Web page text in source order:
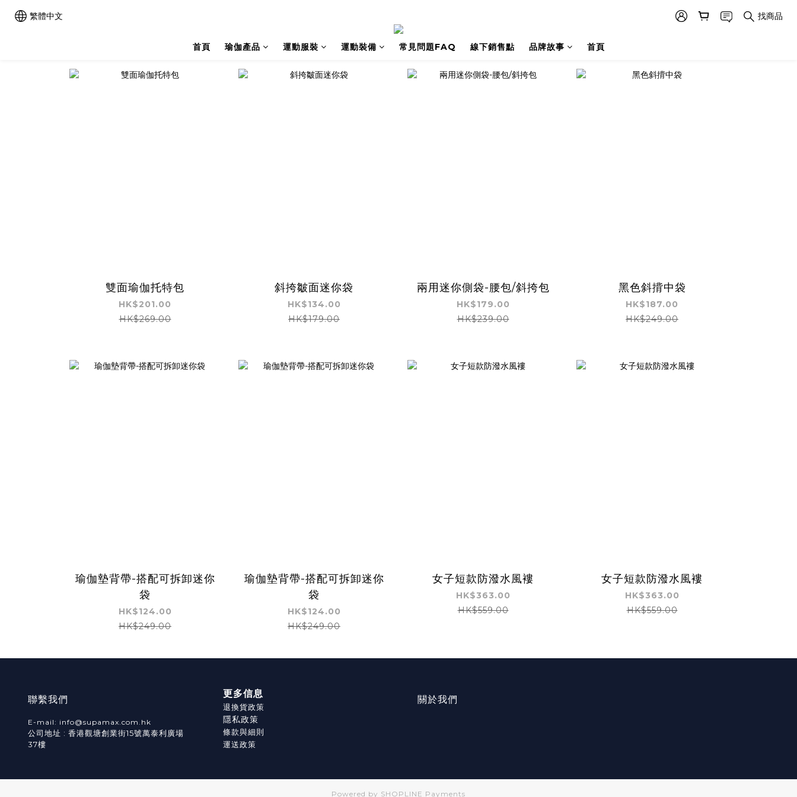
繁體中文 找商品
首頁 瑜伽產品 運動服裝 運動裝備 常見問題FAQ 線下銷售點 品牌故事 首頁
雙面瑜伽托特包
HK$201.00
HK$269.00
斜挎皺面迷你袋
HK$134.00
HK$179.00
兩用迷你側袋-腰包/斜挎包
HK$179.00
HK$239.00
黑色斜揹中袋
HK$187.00
HK$249.00
瑜伽墊背帶-搭配可拆卸迷你
袋
HK$124.00
HK$249.00
瑜伽墊背帶-搭配可拆卸迷你
袋
HK$124.00
HK$249.00
女子短款防潑水風褸
HK$363.00
HK$559.00
女子短款防潑水風褸
HK$363.00
HK$559.00
聯繫我們
E-mail: info@supamax.com.hk
公司地址 : 香港觀塘創業街15號萬泰利廣場
37樓
更多信息
退換貨政策
隱私政策
條款與細則
運送政策
關於我們
Powered by SHOPLINE Payments